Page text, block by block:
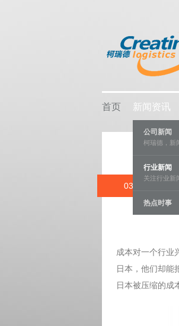
首页 新闻资讯
公司新闻
柯瑞德，新
行业新闻
关注行业新
热点时事
03 DEC
成本对一个行业
日本，他们却能
日本被压缩的成